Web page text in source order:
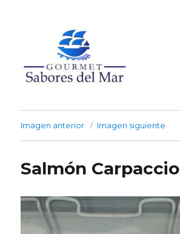
Imagen anterior Imagen siguiente
Salmón Carpaccio